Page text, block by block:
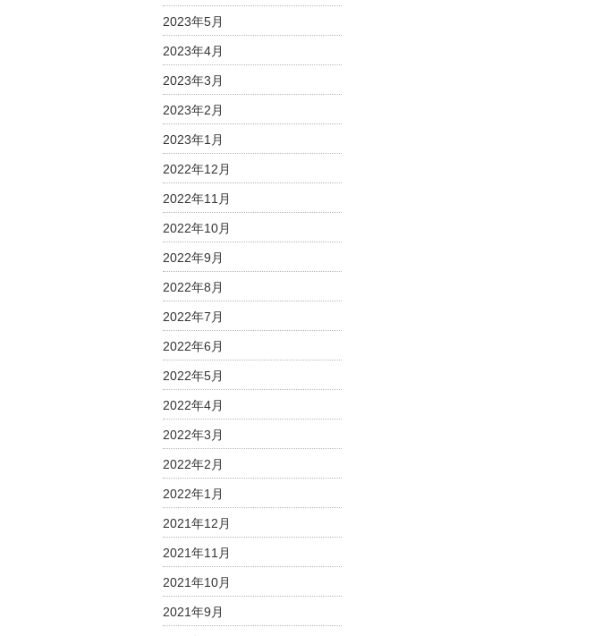
2023年5月
2023年4月
2023年3月
2023年2月
2023年1月
2022年12月
2022年11月
2022年10月
2022年9月
2022年8月
2022年7月
2022年6月
2022年5月
2022年4月
2022年3月
2022年2月
2022年1月
2021年12月
2021年11月
2021年10月
2021年9月